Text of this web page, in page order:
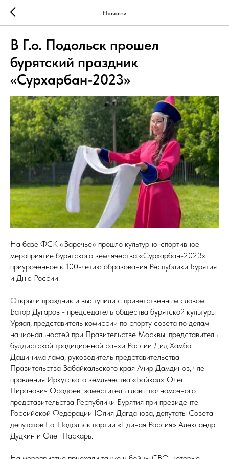
Новости
В Г.о. Подольск прошел
бурятский праздник
«Сурхарбан-2023»
На базе ФСК «Заречье» прошло культурно-спортивное
мероприятие бурятского землячества «Сурхарбан-2023»,
приуроченное к 100-летию образования Республики Бурятия
и Дню России.⁣⁣⠀
Открыли праздник и выступили с приветственным словом
Батор Дугаров - председатель общества бурятской культуры
Уряал, представитель комиссии по спорту совета по делам
национальностей при Правительстве Москвы, представитель
буддистской традиционной санхи России Дид Хамбо
Дашинима лама, руководитель представительства
Правительства Забайкальского края Ачир Дамдинов, член
правления Иркутского землячества «Байкал» Олег
Пиранович Осодоев, заместитель главы полномочного
представительства Республики Бурятия при президенте
Российской Федерации Юлия Дагданова, депутаты Совета
депутатов Г.о. Подольск партии «Единая Россия» Александр
Дудкин и Олег Паскарь.⁣⁣⠀